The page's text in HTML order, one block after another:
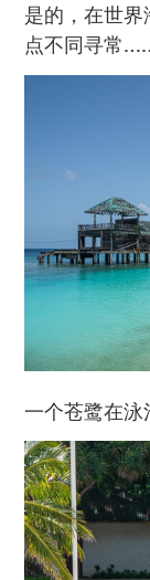
是的，在世
点不同寻常
一个苍鹭在泳